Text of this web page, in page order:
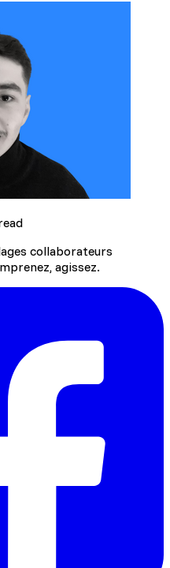
collaborateurs
agissez.